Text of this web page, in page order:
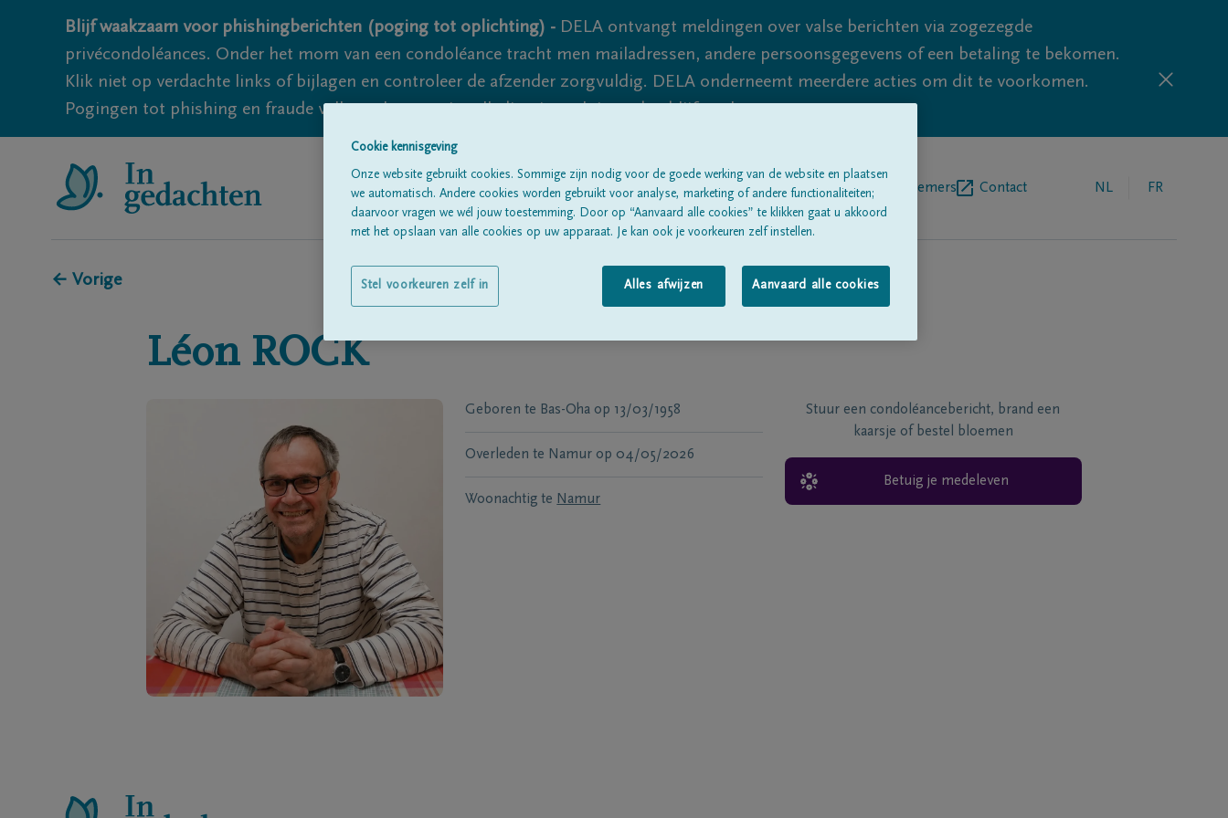
Blijf waakzaam voor phishingberichten (poging tot oplichting) - DELA ontvangt meldingen over valse berichten via zogezegde
privécondoléances. Onder het mom van een condoléance tracht men mailadressen, andere persoonsgegevens of een betaling te bekomen.
Klik niet op verdachte links of bijlagen en controleer de afzender zorgvuldig. DELA onderneemt meerdere acties om dit te voorkomen.
Pogingen tot phishing en fraude vallen echter nooit volledig uit te sluiten, dus blijf waakzaam.
Alle rouwberichtenOver onsBegrafenisondernemers Contact NL FR
← Vorige
Léon ROCK
Geboren te Bas-Oha op 13/03/1958
Overleden te Namur op 04/05/2026
Woonachtig te Namur
Stuur een condoléancebericht, brand een
kaarsje of bestel bloemen
Betuig je medeleven
Cookie kennisgeving
Onze website gebruikt cookies. Sommige zijn nodig voor de goede werking van de website en plaatsen
we automatisch. Andere cookies worden gebruikt voor analyse, marketing of andere functionaliteiten;
daarvoor vragen we wél jouw toestemming. Door op “Aanvaard alle cookies” te klikken gaat u akkoord
met het opslaan van alle cookies op uw apparaat. Je kan ook je voorkeuren zelf instellen.
Alles afwijzen Aanvaard alle cookies
Stel voorkeuren zelf in